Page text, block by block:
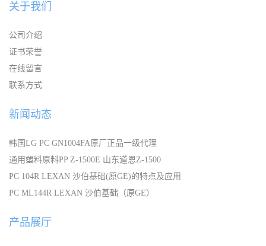
关于我们
公司介绍
证书荣誉
在线留言
联系方式
新闻动态
韩国LG PC GN1004FA原厂正品一级代理
通用塑料原料PP Z-1500E 山东道恩Z-1500
PC 104R LEXAN 沙伯基础(原GE)的特点及应用
PC ML144R LEXAN 沙伯基础（原GE）
产品展厅